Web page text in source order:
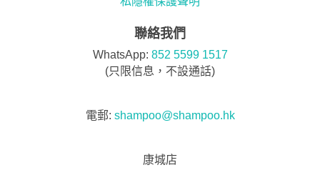
聯絡我們
WhatsApp: 852 5599 1517
(只限信息，不設通話)
電郵: shampoo@shampoo.hk
康城店